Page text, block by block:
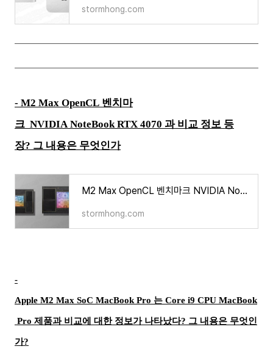
stormhong.com
- M2 Max OpenCL 벤치마
크 NVIDIA NoteBook RTX 4070 과 비교 정보 등
장? 그 내용은 무엇인가
M2 Max OpenCL 벤치마크 NVIDIA NoteBook RTX 4070 과 비교 정보 등장? 그 내용은 무엇인가
stormhong.com
-
Apple M2 Max SoC MacBook Pro 는 Core i9 CPU MacBook
Pro 제품과 비교에 대한 정보가 나타났다? 그 내용은 무엇인
가?